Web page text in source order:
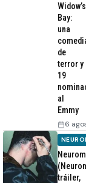
Widow’s
Bay:
una
de
terror y
19
al
Emmy
6
tráiler,